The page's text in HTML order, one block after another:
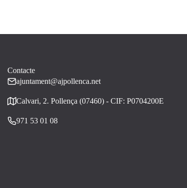
Contacte
ajuntament@ajpollenca.net
Calvari, 2. Pollença (07460) - CIF: P0704200E
971 53 01 08